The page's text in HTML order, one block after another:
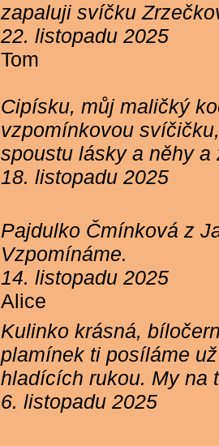
zapaluji svíčku
22. listopadu 2025
Tom
Cipísku, můj maličký
vzpomínkovou
spoustu lásky a něhy
18. listopadu 2025
Pajdulko Čmínková z
Vzpomínáme.
14. listopadu 2025
Alice
Kulinko krásná,
plamínek ti posíláme
hladících rukou. My na
6. listopadu 2025